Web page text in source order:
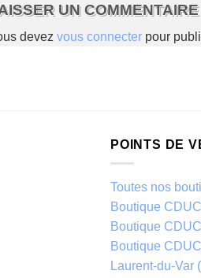
UN COMMENTAIRE
devez vous connecter pour
POINTS DE
Toutes nos
Boutique
Boutique
Boutique
Laurent-du-Var